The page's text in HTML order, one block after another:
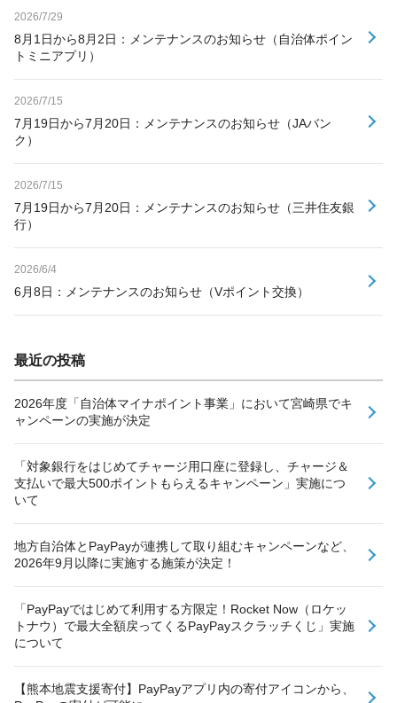
2026/7/29
8月1日から8月2日：メンテナンスのお知らせ（自治体ポイン
トミニアプリ）
2026/7/15
7月19日から7月20日：メンテナンスのお知らせ（JAバン
ク）
2026/7/15
7月19日から7月20日：メンテナンスのお知らせ（三井住友銀
行）
2026/6/4
6月8日：メンテナンスのお知らせ（Vポイント交換）
最近の投稿
2026年度「自治体マイナポイント事業」において宮崎県でキ
ャンペーンの実施が決定
「対象銀行をはじめてチャージ用口座に登録し、チャージ＆
支払いで最大500ポイントもらえるキャンペーン」実施につ
いて
地方自治体とPayPayが連携して取り組むキャンペーンなど、
2026年9月以降に実施する施策が決定！
「PayPayではじめて利用する方限定！Rocket Now（ロケッ
トナウ）で最大全額戻ってくるPayPayスクラッチくじ」実施
について
【熊本地震支援寄付】PayPayアプリ内の寄付アイコンから、